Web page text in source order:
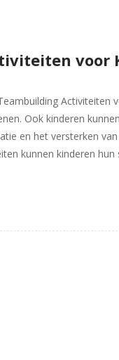
voor
Activiteiten
Ook kinderen
en het versterken
kunnen kinderen